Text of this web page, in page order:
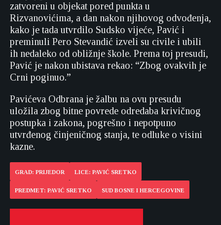
zatvoreni u objekat pored punkta u
Rizvanovićima, a dan nakon njihovog odvođenja,
kako je tada utvrdilo Sudsko vijeće, Pavić i
preminuli Pero Stevandić izveli su civile i ubili
ih nedaleko od obližnje škole. Prema toj presudi,
Pavić je nakon ubistava rekao: “Zbog ovakvih je
Crni poginuo.”
Pavićeva Odbrana je žalbu na ovu presudu
uložila zbog bitne povrede odredaba krivičnog
postupka i zakona, pogrešno i nepotpuno
utvrđenog činjeničnog stanja, te odluke o visini
kazne.
GRAD: PRIJEDOR LICE: PAVIĆ SRETKO
PREDMET: PAVIĆ SRETKO SUD BOSNE I HERCEGOVINE